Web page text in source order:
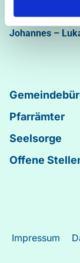
Abdinghof–
Johannes –
Pfarrämter
Seelsorge
Offene
Impressum